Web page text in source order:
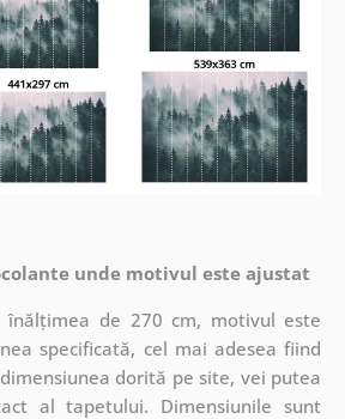
unde motivul este ajustat
înălțimea de 270 cm, motivul este
specificată, cel mai adesea fiind
dorită pe site, vei putea
al tapetului. Dimensiunile sunt